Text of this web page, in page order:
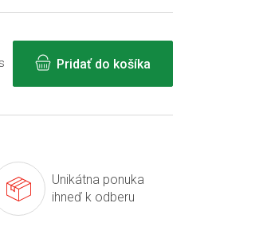
Pridať do košíka
Unikátna ponuka
ihneď k odberu